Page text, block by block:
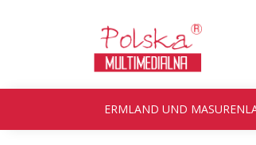
ERMLAND UND